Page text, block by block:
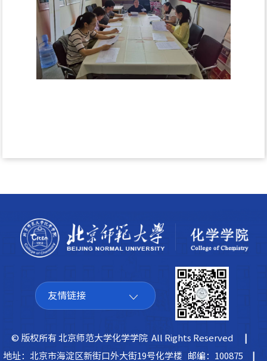
友情链接
© 版权所有 北京师范大学化学学院 All Rights Reserved
地址：北京市海淀区新街口外大街19号化学楼 邮编：100875